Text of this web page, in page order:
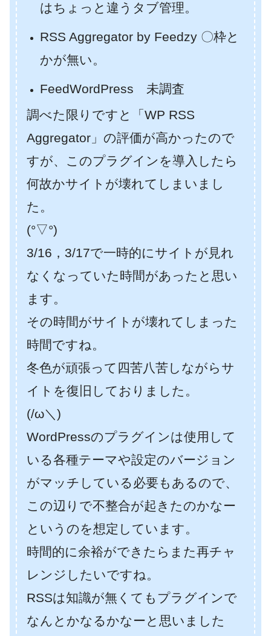
はちょっと違うタブ管理。
RSS Aggregator by Feedzy 〇枠と
かが無い。
FeedWordPress 未調査
調べた限りですと「WP RSS
Aggregator」の評価が高かったので
すが、このプラグインを導入したら
何故かサイトが壊れてしまいまし
た。
(°▽°)
3/16，3/17で一時的にサイトが見れ
なくなっていた時間があったと思い
ます。
その時間がサイトが壊れてしまった
時間ですね。
冬色が頑張って四苦八苦しながらサ
イトを復旧しておりました。
(/ω＼)
WordPressのプラグインは使用して
いる各種テーマや設定のバージョン
がマッチしている必要もあるので、
この辺りで不整合が起きたのかなー
というのを想定しています。
時間的に余裕ができたらまた再チャ
レンジしたいですね。
RSSは知識が無くてもプラグインで
なんとかなるかなーと思いました